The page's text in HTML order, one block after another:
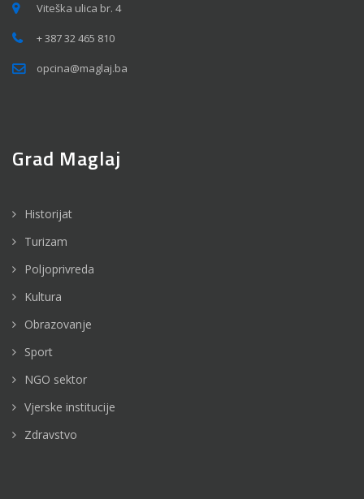
Viteška ulica br. 4
+ 387 32 465 810
opcina@maglaj.ba
Grad Maglaj
Historijat
Turizam
Poljoprivreda
Kultura
Obrazovanje
Sport
NGO sektor
Vjerske institucije
Zdravstvo